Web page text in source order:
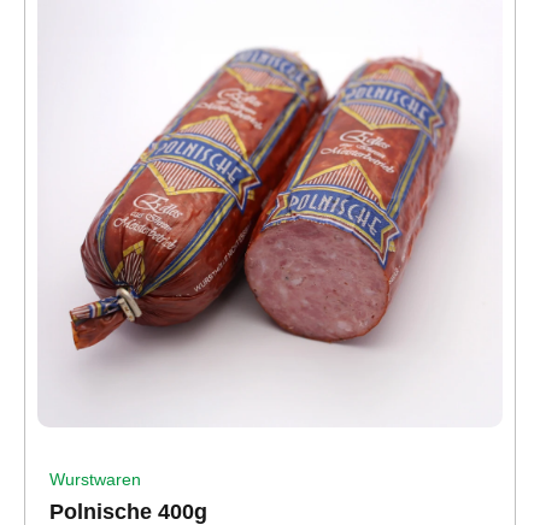
Wurstwaren
Polnische 400g